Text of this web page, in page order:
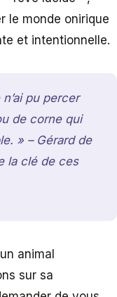
le monde onirique
et intentionnelle.
pu percer
de corne qui
» – Gérard de
la clé de ces
animal
sur sa